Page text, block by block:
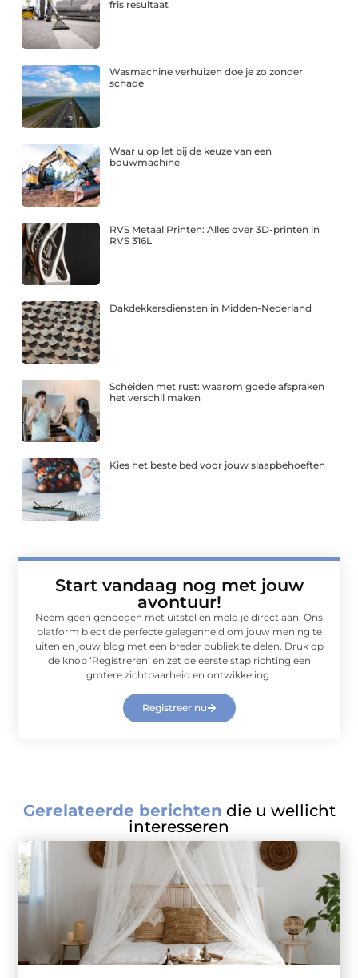
fris resultaat
Wasmachine verhuizen doe je zo zonder
schade
Waar u op let bij de keuze van een
bouwmachine
RVS Metaal Printen: Alles over 3D-printen in
RVS 316L
Dakdekkersdiensten in Midden-Nederland
Scheiden met rust: waarom goede afspraken
het verschil maken
Kies het beste bed voor jouw slaapbehoeften
Start vandaag nog met jouw
avontuur!
Neem geen genoegen met uitstel en meld je direct aan. Ons
platform biedt de perfecte gelegenheid om jouw mening te
uiten en jouw blog met een breder publiek te delen. Druk op
de knop ‘Registreren’ en zet de eerste stap richting een
grotere zichtbaarheid en ontwikkeling.
Registreer nu
Gerelateerde berichten die u wellicht
interesseren